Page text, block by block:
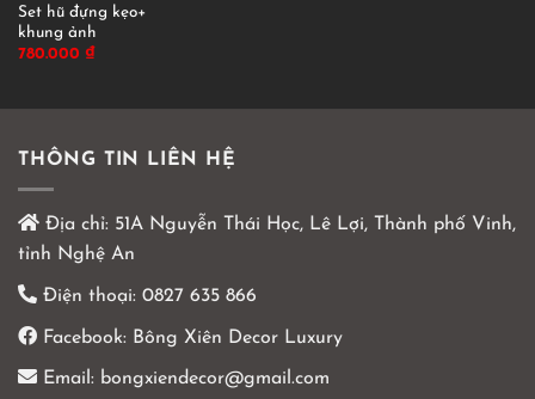
Set hũ đựng kẹo+
khung ảnh
780.000 ₫
THÔNG TIN LIÊN HỆ
Địa chỉ: 51A Nguyễn Thái Học, Lê Lợi, Thành phố Vinh,
tỉnh Nghệ An
Điện thoại: 0827 635 866
Facebook: Bông Xiên Decor Luxury
Email: bongxiendecor@gmail.com